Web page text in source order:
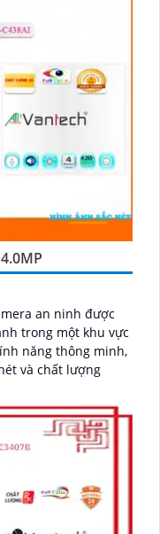
an ninh được
trong một khu vực
và chất lượng